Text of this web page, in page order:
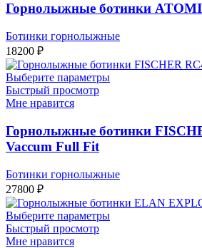
Горнолыжные ботинки
Ботинки горнолыжные
18200 ₽
Выберите параметры
Быстрый просмотр
Мне нравится
Горнолыжные ботинки
Vaccum Full Fit
Ботинки горнолыжные
27800 ₽
Выберите параметры
Быстрый просмотр
Мне нравится